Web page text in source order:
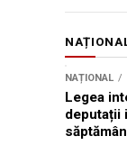
NAȚIONAL
Legea
deputații